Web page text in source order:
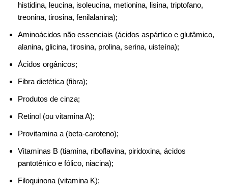
histidina, leucina, isoleucina, metionina, lisina, triptofano,
treonina, tirosina, fenilalanina);
Aminoácidos não essenciais (ácidos aspártico e glutâmico,
alanina, glicina, tirosina, prolina, serina, uisteína);
Ácidos orgânicos;
Fibra dietética (fibra);
Produtos de cinza;
Retinol (ou vitamina A);
Provitamina a (beta-caroteno);
Vitaminas B (tiamina, riboflavina, piridoxina, ácidos
pantotênico e fólico, niacina);
Filoquinona (vitamina K);